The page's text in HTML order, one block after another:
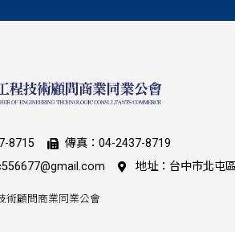
8715
傳真：04-2437-8719
地址：台中市北屯
術顧問商業同業公會